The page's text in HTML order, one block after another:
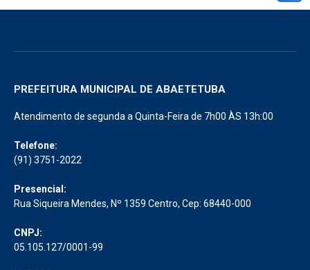
PREFEITURA MUNICIPAL DE ABAETETUBA
Atendimento de segunda a Quinta-Feira de 7h00 ÀS 13h:00
Telefone:
(91) 3751-2022
Presencial:
Rua Siqueira Mendes, Nº 1359 Centro, Cep: 68440-000
CNPJ:
05.105.127/0001-99